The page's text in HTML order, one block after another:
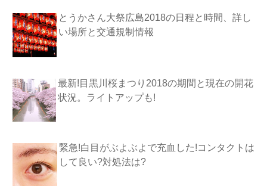
とうかさん大祭広島2018の日程と時間、詳し
い場所と交通規制情報
最新!目黒川桜まつり2018の期間と現在の開花
状況。ライトアップも!
緊急!白目がぶよぶよで充血した!コンタクトは
して良い?対処法は?